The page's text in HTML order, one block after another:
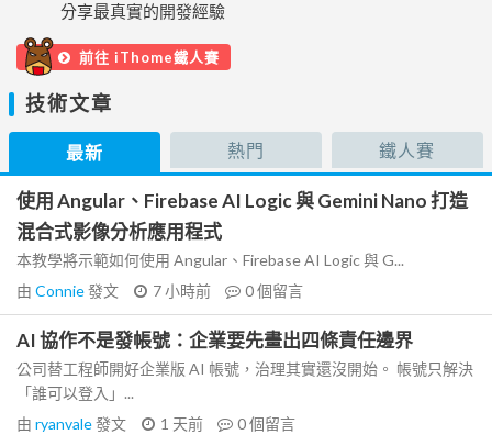
分享最真實的開發經驗
前往 iThome鐵人賽
技術文章
最新 熱門 鐵人賽
使用 Angular、Firebase AI Logic 與 Gemini Nano 打造
混合式影像分析應用程式
本教學將示範如何使用 Angular、Firebase AI Logic 與 G...
由 Connie發文 7 小時前 0個留言
AI 協作不是發帳號：企業要先畫出四條責任邊界
公司替工程師開好企業版 AI 帳號，治理其實還沒開始。 帳號只解決
「誰可以登入」...
由 ryanvale發文 1 天前 0個留言